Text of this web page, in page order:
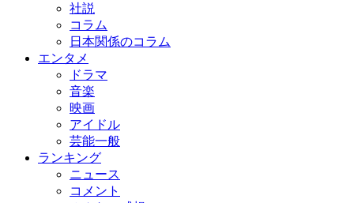
社説
コラム
日本関係のコラム
エンタメ
ドラマ
音楽
映画
アイドル
芸能一般
ランキング
ニュース
コメント